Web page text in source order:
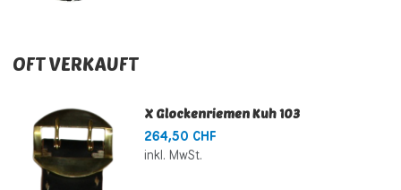
OFT VERKAUFT
X Glockenriemen Kuh 103
264,50 CHF
inkl. MwSt.